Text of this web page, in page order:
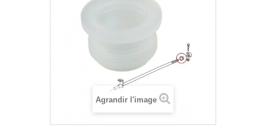
Agrandir l'image